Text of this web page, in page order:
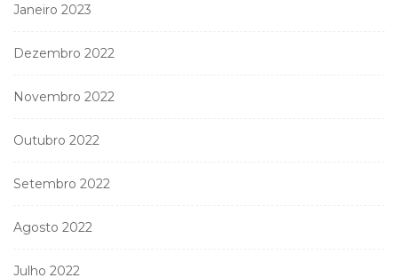
Janeiro 2023
Dezembro 2022
Novembro 2022
Outubro 2022
Setembro 2022
Agosto 2022
Julho 2022